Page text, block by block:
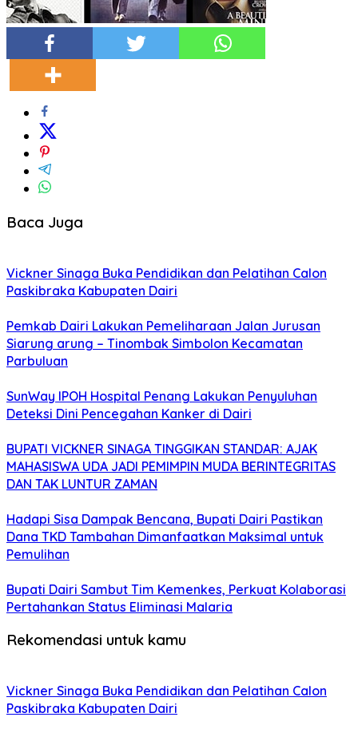
Baca Juga
Vickner Sinaga Buka Pendidikan dan Pelatihan Calon
Paskibraka Kabupaten Dairi
Pemkab Dairi Lakukan Pemeliharaan Jalan Jurusan
Siarung arung – Tinombak Simbolon Kecamatan
Parbuluan
SunWay IPOH Hospital Penang Lakukan Penyuluhan
Deteksi Dini Pencegahan Kanker di Dairi
BUPATI VICKNER SINAGA TINGGIKAN STANDAR: AJAK
MAHASISWA UDA JADI PEMIMPIN MUDA BERINTEGRITAS
DAN TAK LUNTUR ZAMAN
Hadapi Sisa Dampak Bencana, Bupati Dairi Pastikan
Dana TKD Tambahan Dimanfaatkan Maksimal untuk
Pemulihan
Bupati Dairi Sambut Tim Kemenkes, Perkuat Kolaborasi
Pertahankan Status Eliminasi Malaria
Rekomendasi untuk kamu
Vickner Sinaga Buka Pendidikan dan Pelatihan Calon
Paskibraka Kabupaten Dairi